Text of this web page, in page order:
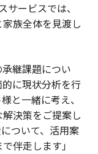
ービスでは、
族全体を見渡し
継課題につい
に現状分析を行
と一緒に考え、
決策をご提案し
ついて、活用案
伴走します」